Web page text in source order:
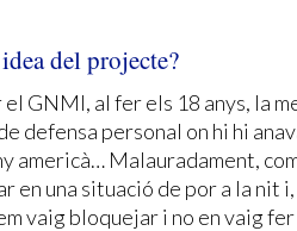
del projecte?
GNMI, al fer els 18 anys, la
defensa personal on hi hi
americà… Malauradament,
en una situació de por a la
vaig bloquejar i no en vaig